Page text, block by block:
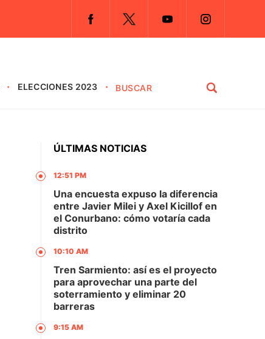
ELECCIONES 2023
ÚLTIMAS NOTICIAS
12:51 PM
Una encuesta expuso la diferencia
entre Javier Milei y Axel Kicillof en
el Conurbano: cómo votaría cada
distrito
10:10 AM
Tren Sarmiento: así es el proyecto
para aprovechar una parte del
soterramiento y eliminar 20
barreras
9:15 AM